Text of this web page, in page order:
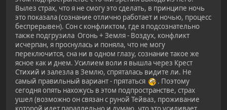
Вылез страх, что я не смогу это сделать, в принципе ночь
это показала (сознание отлично работает и ночью, процесс
беспрерывен). Сон с конфликтом, где я подсознательно
также подгрузила Огонь + Земля - Воздух, конфликт
исчерпан, я проснулась и поняла, что не могу
переключится, сна ни в одном глазу, сознание такое же
ясное как и днем. Усилием воли я вышла через Крест
Стихий и залезла в Землю, спряталась видите ли. Не
самый правильный вариант - прятаться
. Поэтому
сегодня опять нахожусь в этом подпространстве, страх
ушел (возможно он связан с руной Тейваз, проживание